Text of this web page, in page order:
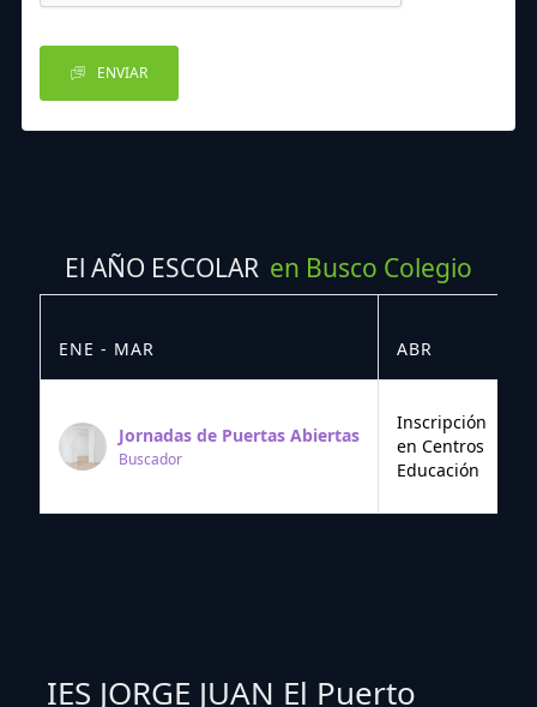
ENVIAR
El AÑO ESCOLAR en Busco Colegio
ENE - MAR ABR
Jornadas de Puertas Abiertas
Buscador
Inscripción
en Centros
Educación
IES JORGE JUAN El Puerto